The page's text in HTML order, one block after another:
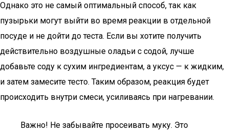
Однако это не самый оптимальный способ, так как
пузырьки могут выйти во время реакции в отдельной
посуде и не дойти до теста. Если вы хотите получить
действительно воздушные оладьи с содой, лучше
добавьте соду к сухим ингредиентам, а уксус — к жидким,
и затем замесите тесто. Таким образом, реакция будет
происходить внутри смеси, усиливаясь при нагревании.
Важно! Не забывайте просеивать муку. Это